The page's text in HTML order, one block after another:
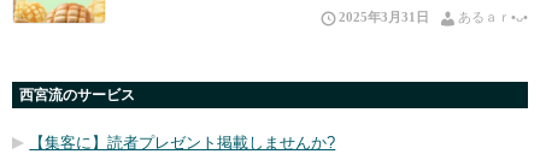
2025年3月31日 あるａｒ•⁠ᴗ⁠•⁠
西宮流のサービス
【集客に】読者プレゼント掲載しませんか?